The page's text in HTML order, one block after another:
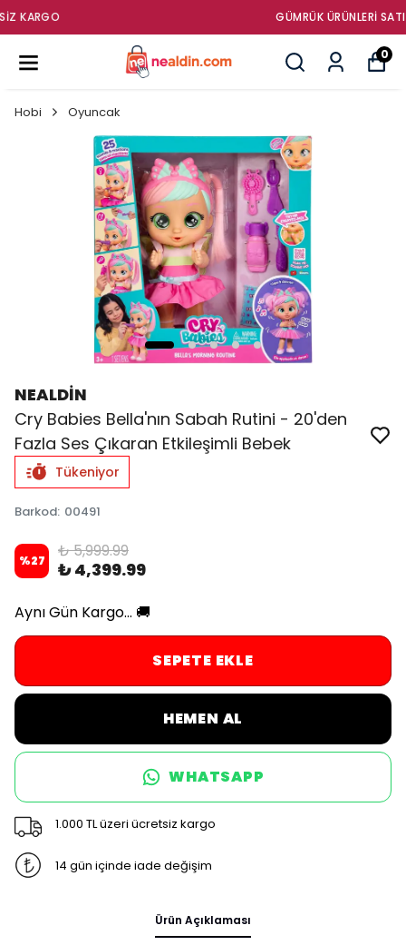
GÜMRÜK ÜRÜNLERI SATIŞ MAĞAZASI
0
Hobi Oyuncak
NEALDİN
Cry Babies Bella'nın Sabah Rutini - 20'den
Fazla Ses Çıkaran Etkileşimli Bebek
Tükeniyor
Barkod: 00491
%27 ₺ 5,999.99
₺ 4,399.99
Aynı Gün Kargo... 🚚
SEPETE EKLE
HEMEN AL
WHATSAPP
1.000 TL üzeri ücretsiz kargo
14 gün içinde iade değişim
Ürün Açıklaması